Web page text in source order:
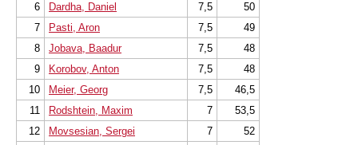
6
Dardha, Daniel 7,5
50
7
Pasti, Aron 7,5
49
8
Jobava, Baadur 7,5
48
9
Korobov, Anton 7,5
48
10
Meier, Georg 7,5
46,5
11
Rodshtein, Maxim 7
53,5
12
Movsesian, Sergei 7
52